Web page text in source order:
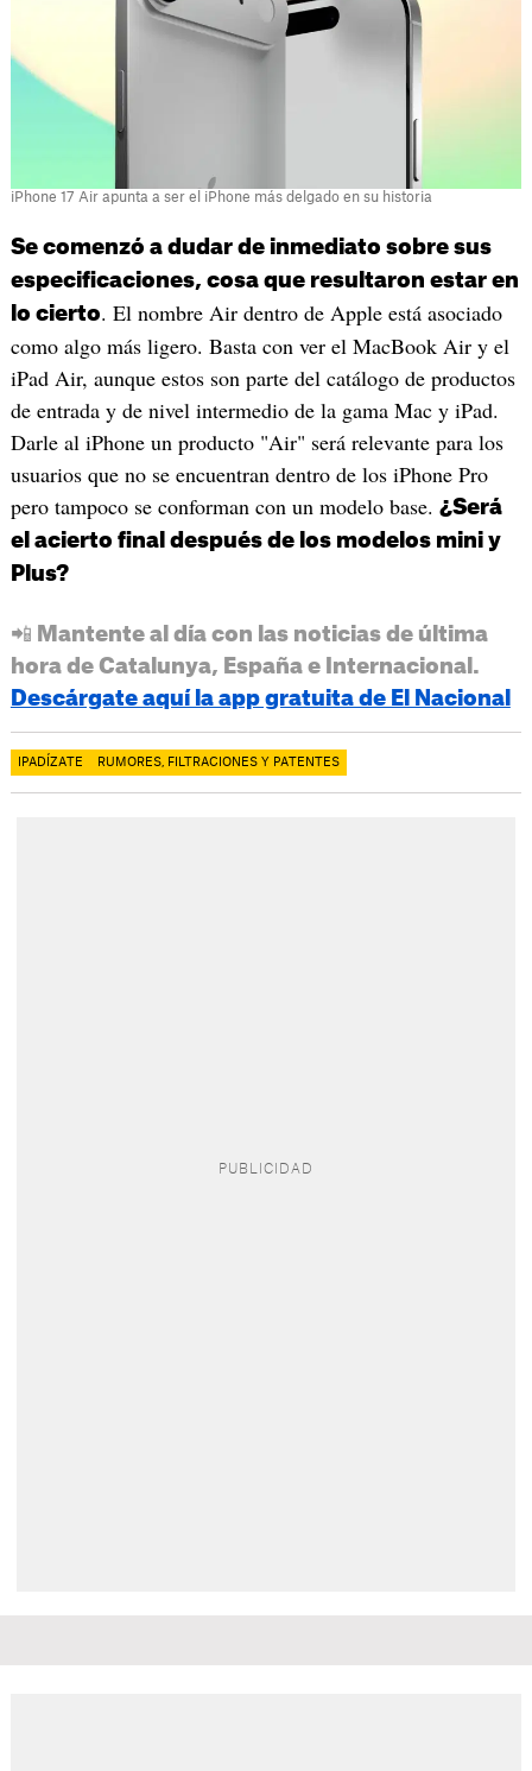
iPhone 17 Air apunta a ser el iPhone más delgado en su historia
Se comenzó a dudar de inmediato sobre sus
especificaciones, cosa que resultaron estar en
lo cierto. El nombre Air dentro de Apple está asociado
como algo más ligero. Basta con ver el MacBook Air y el
iPad Air, aunque estos son parte del catálogo de productos
de entrada y de nivel intermedio de la gama Mac y iPad.
Darle al iPhone un producto "Air" será relevante para los
usuarios que no se encuentran dentro de los iPhone Pro
pero tampoco se conforman con un modelo base. ¿Será
el acierto final después de los modelos mini y
Plus?
📲 Mantente al día con las noticias de última
hora de Catalunya, España e Internacional.
Descárgate aquí la app gratuita de El Nacional
IPADÍZATE RUMORES, FILTRACIONES Y PATENTES